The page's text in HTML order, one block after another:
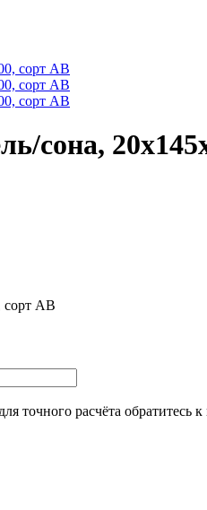
сона,
сорт АВ
точного расчёта обратитесь